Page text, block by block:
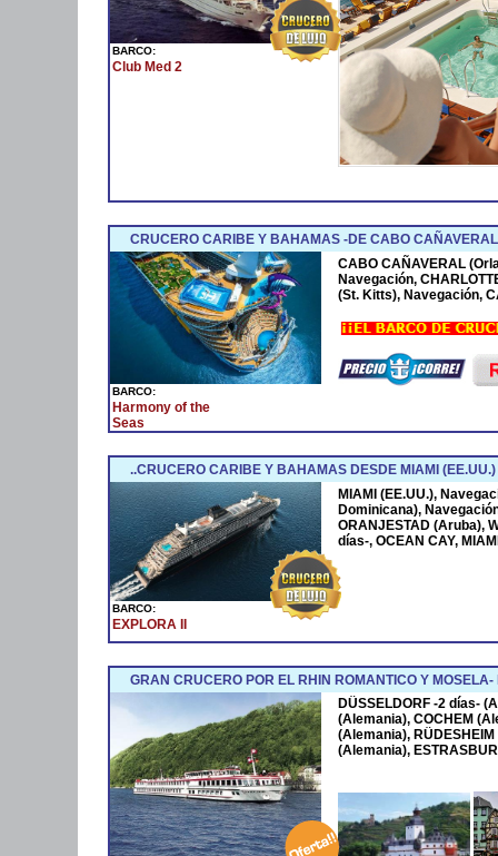
BARCO:
Club Med 2
CRUCERO CARIBE Y BAHAMAS -DE CABO
BARCO:
Harmony of the
Seas
CABO CAÑAVERAL
Navegación,
(St. Kitts), Navegación,
..CRUCERO CARIBE Y BAHAMAS DESDE MIAMI (EE.UU.)
BARCO:
EXPLORA II
MIAMI (EE.UU.),
Dominicana),
ORANJESTAD (Aruba),
días-, OCEAN CAY,
GRAN CRUCERO POR EL RHIN ROMANTICO Y
DÜSSELDORF -2 días-
(Alemania), COCHEM
(Alemania),
(Alemania),